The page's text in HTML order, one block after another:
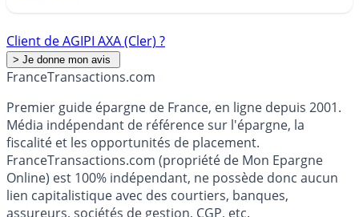
Client de AGIPI AXA (Cler) ?
FranceTransactions.com
Premier guide épargne de France, en ligne depuis 2001.
Média indépendant de référence sur l'épargne, la
fiscalité et les opportunités de placement.
FranceTransactions.com (propriété de Mon Epargne
Online) est 100% indépendant, ne possède donc aucun
lien capitalistique avec des courtiers, banques,
assureurs, sociétés de gestion, CGP, etc.